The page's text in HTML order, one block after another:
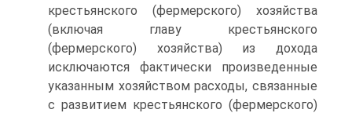
крестьянского (фермерского) хозяйства
(включая главу крестьянского
(фермерского) хозяйства) из дохода
исключаются фактически произведенные
указанным хозяйством расходы, связанные
с развитием крестьянского (фермерского)